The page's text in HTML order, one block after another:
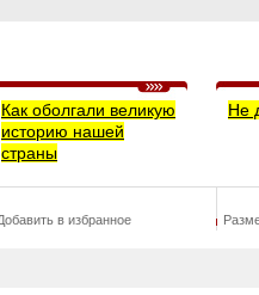
Как оболгали великую
историю нашей
страны
Не
в избранное